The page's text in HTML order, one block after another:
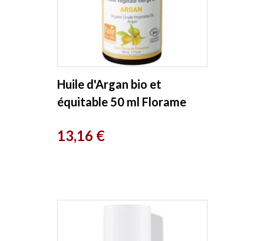
Huile d'Argan bio et
équitable 50 ml Florame
Prix
13,16 €